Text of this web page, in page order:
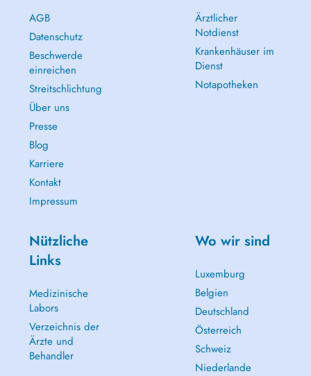
AGB
Datenschutz
Beschwerde
einreichen
Streitschlichtung
Über uns
Presse
Blog
Karriere
Kontakt
Impressum
Ärztlicher
Notdienst
Krankenhäuser im
Dienst
Notapotheken
Nützliche
Links
Medizinische
Labors
Verzeichnis der
Ärzte und
Behandler
Wo wir sind
Luxemburg
Belgien
Deutschland
Österreich
Schweiz
Niederlande